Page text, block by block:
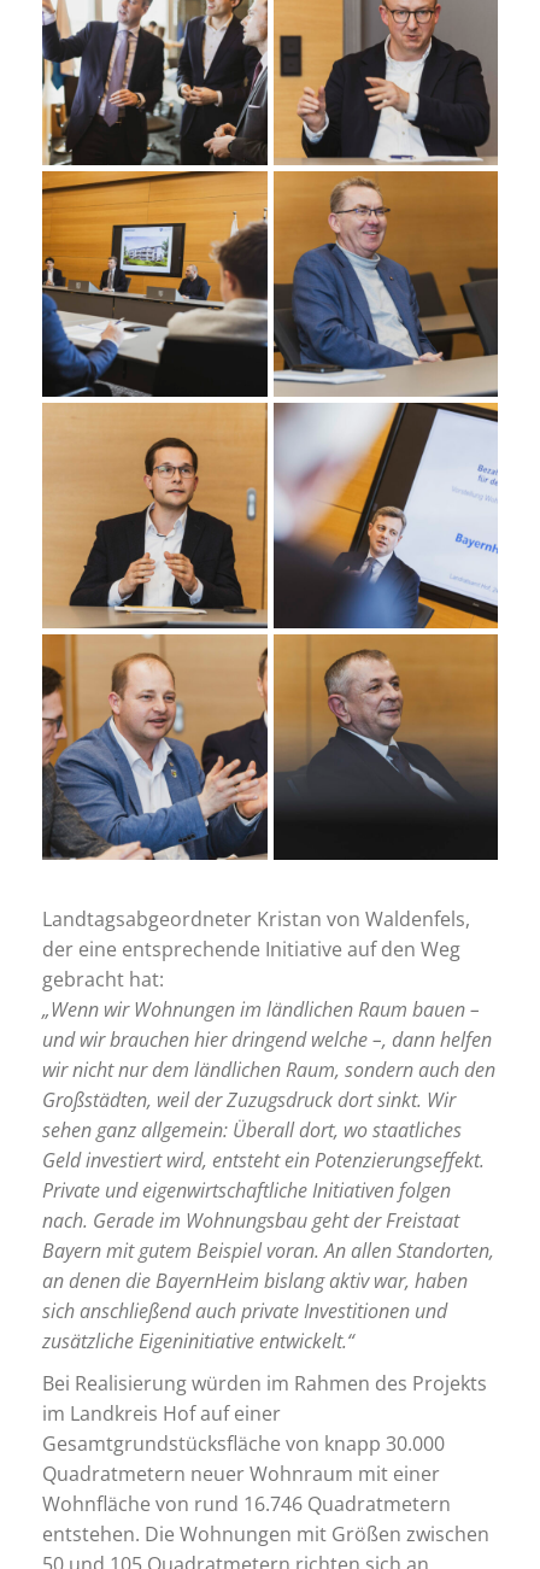
Landtagsabgeordneter Kristan von Waldenfels,
der eine entsprechende Initiative auf den Weg
gebracht hat:
„Wenn wir Wohnungen im ländlichen Raum bauen –
und wir brauchen hier dringend welche –, dann helfen
wir nicht nur dem ländlichen Raum, sondern auch den
Großstädten, weil der Zuzugsdruck dort sinkt. Wir
sehen ganz allgemein: Überall dort, wo staatliches
Geld investiert wird, entsteht ein Potenzierungseffekt.
Private und eigenwirtschaftliche Initiativen folgen
nach. Gerade im Wohnungsbau geht der Freistaat
Bayern mit gutem Beispiel voran. An allen Standorten,
an denen die BayernHeim bislang aktiv war, haben
sich anschließend auch private Investitionen und
zusätzliche Eigeninitiative entwickelt.“
Bei Realisierung würden im Rahmen des Projekts
im Landkreis Hof auf einer
Gesamtgrundstücksfläche von knapp 30.000
Quadratmetern neuer Wohnraum mit einer
Wohnfläche von rund 16.746 Quadratmetern
entstehen. Die Wohnungen mit Größen zwischen